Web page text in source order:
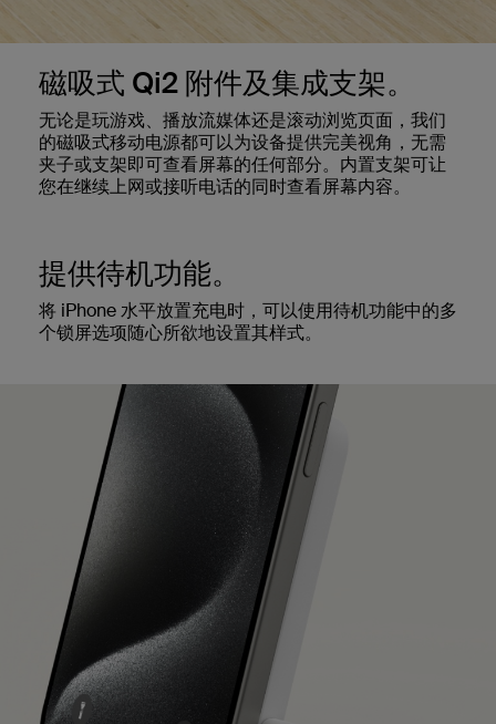
磁吸式 Qi2 附件及集成支架。
无论是玩游戏、播放流媒体还是滚动浏览页面，我们
的磁吸式移动电源都可以为设备提供完美视角，无需
夹子或支架即可查看屏幕的任何部分。内置支架可让
您在继续上网或接听电话的同时查看屏幕内容。
提供待机功能。
将 iPhone 水平放置充电时，可以使用待机功能中的多
个锁屏选项随心所欲地设置其样式。